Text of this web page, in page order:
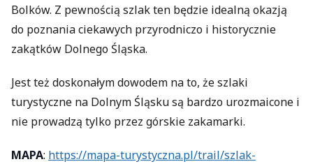
Bolków. Z pewnością szlak ten będzie idealną okazją
do poznania ciekawych przyrodniczo i historycznie
zakątków Dolnego Śląska.
Jest też doskonałym dowodem na to, że szlaki
turystyczne na Dolnym Śląsku są bardzo urozmaicone i
nie prowadzą tylko przez górskie zakamarki.
MAPA: https://mapa-turystyczna.pl/trail/szlak-